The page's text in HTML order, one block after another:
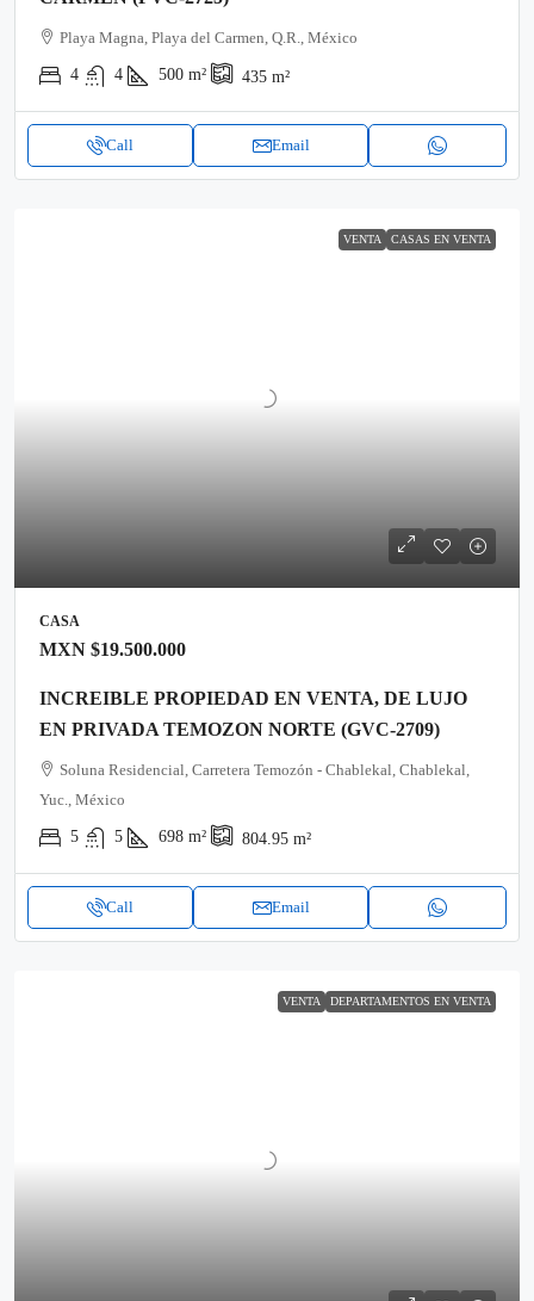
Playa Magna, Playa del Carmen, Q.R., México
4 4 500 m² 435 m²
Call Email
VENTA CASAS EN VENTA
CASA
MXN $19.500.000
INCREIBLE PROPIEDAD EN VENTA, DE LUJO
EN PRIVADA TEMOZON NORTE (GVC-2709)
Soluna Residencial, Carretera Temozón - Chablekal, Chablekal,
Yuc., México
5 5 698 m² 804.95 m²
Call Email
VENTA DEPARTAMENTOS EN VENTA